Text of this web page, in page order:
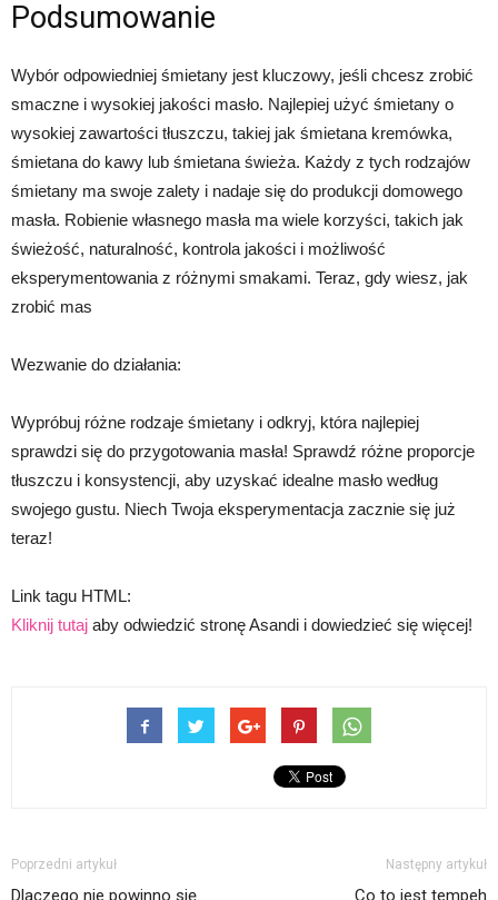
Podsumowanie
Wybór odpowiedniej śmietany jest kluczowy, jeśli chcesz zrobić
smaczne i wysokiej jakości masło. Najlepiej użyć śmietany o
wysokiej zawartości tłuszczu, takiej jak śmietana kremówka,
śmietana do kawy lub śmietana świeża. Każdy z tych rodzajów
śmietany ma swoje zalety i nadaje się do produkcji domowego
masła. Robienie własnego masła ma wiele korzyści, takich jak
świeżość, naturalność, kontrola jakości i możliwość
eksperymentowania z różnymi smakami. Teraz, gdy wiesz, jak
zrobić mas
Wezwanie do działania:
Wypróbuj różne rodzaje śmietany i odkryj, która najlepiej
sprawdzi się do przygotowania masła! Sprawdź różne proporcje
tłuszczu i konsystencji, aby uzyskać idealne masło według
swojego gustu. Niech Twoja eksperymentacja zacznie się już
teraz!
Link tagu HTML:
Kliknij tutaj aby odwiedzić stronę Asandi i dowiedzieć się więcej!
Poprzedni artykuł
Dlaczego nie powinno się
Następny artykuł
Co to jest tempeh